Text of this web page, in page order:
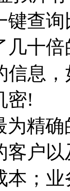
键查
几十
信息
密!
为精
客户
本；